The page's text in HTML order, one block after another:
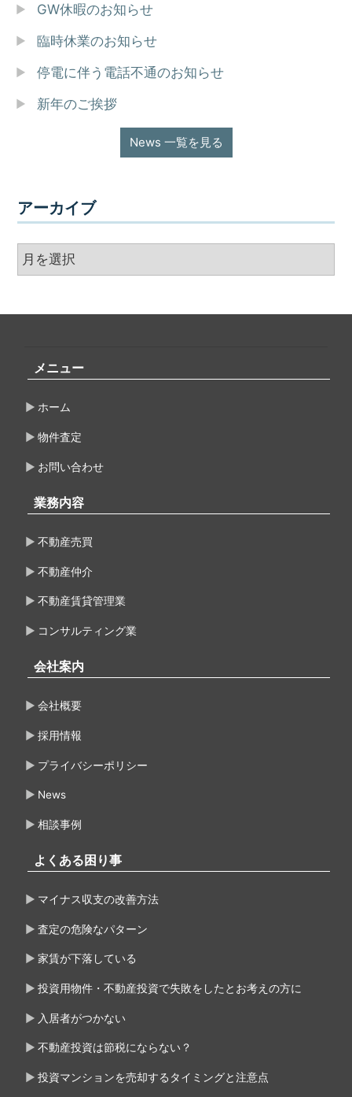
GW休暇のお知らせ
臨時休業のお知らせ
停電に伴う電話不通のお知らせ
新年のご挨拶
News 一覧を見る
アーカイブ
ア
ー
イ
メニュー
ホーム
物件査定
お問い合わせ
業務内容
不動産売買
不動産仲介
不動産賃貸管理業
コンサルティング業
会社案内
会社概要
採用情報
プライバシーポリシー
News
相談事例
よくある困り事
マイナス収支の改善方法
査定の危険なパターン
家賃が下落している
投資用物件・不動産投資で失敗をしたとお考えの方に
入居者がつかない
不動産投資は節税にならない？
投資マンションを売却するタイミングと注意点